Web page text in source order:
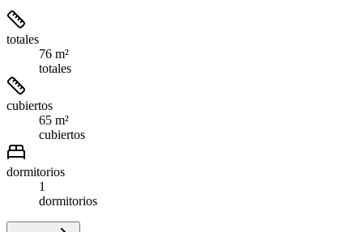
totales
76 m²
totales
cubiertos
65 m²
cubiertos
dormitorios
1
dormitorios